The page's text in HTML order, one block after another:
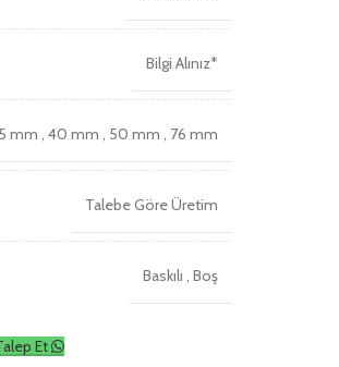
Bilgi Alınız*
mm ,40 mm , 50 mm , 76 mm
Talebe Göre Üretim
Baskılı ,Boş
Et